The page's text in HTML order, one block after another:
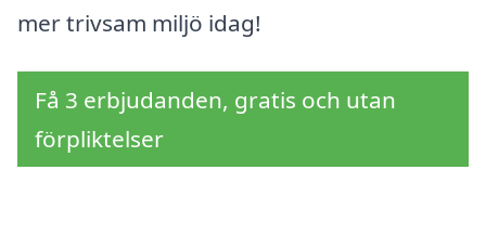
mer trivsam miljö idag!
Få 3 erbjudanden, gratis och utan
förpliktelser